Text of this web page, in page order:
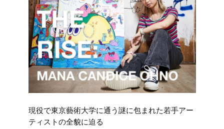
現役で東京藝術大学に通う謎に包まれた若手アー
ティストの全貌に迫る